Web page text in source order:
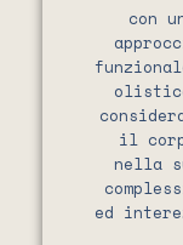
con
il
nella
ed